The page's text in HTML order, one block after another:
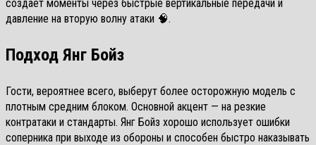
создает моменты через быстрые вертикальные передачи и
давление на вторую волну атаки 🧠.
Подход Янг Бойз
Гости, вероятнее всего, выберут более осторожную модель с
плотным средним блоком. Основной акцент — на резкие
контратаки и стандарты. Янг Бойз хорошо использует ошибки
соперника при выходе из обороны и способен быстро наказывать